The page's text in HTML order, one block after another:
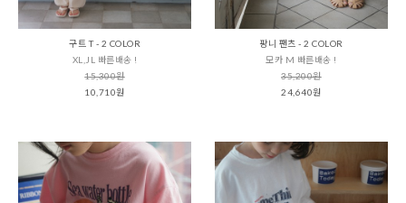
구트 T - 2 COLOR
XL,JL 빠른배송 !
15,300원
10,710원
팡니 팬츠 - 2 COLOR
모카 M 빠른배송 !
35,200원
24,640원